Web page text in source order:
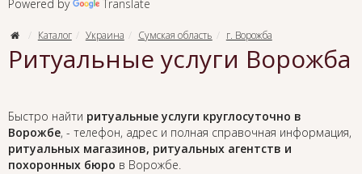
Powered by Translate
Каталог Украина Сумская область г. Ворожба
Ритуальные услуги Ворожба
Быстро найти ритуальные услуги круглосуточно в
Ворожбе, - телефон, адрес и полная справочная информация,
ритуальных магазинов, ритуальных агентств и
похоронных бюро в Ворожбе.